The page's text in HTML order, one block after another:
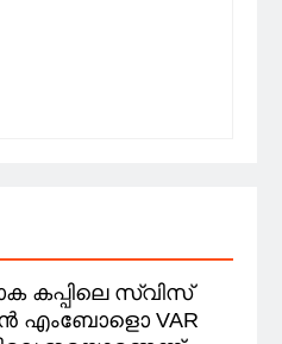
കപ്പിലെ സ്വിസ്
എംബോളൊ VAR